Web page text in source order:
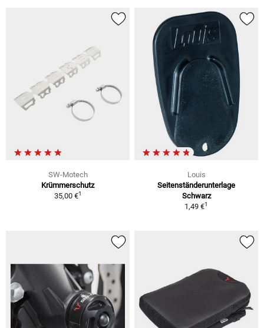
SW-Motech
Krümmerschutz
35,00 €1
Louis
Seitenständerunterlage
Schwarz
1,49 €1